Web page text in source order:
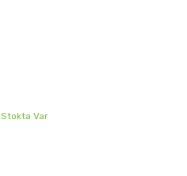
Stokta Var